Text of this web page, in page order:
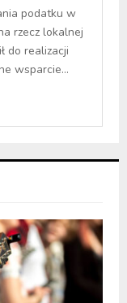
podatku w
rzecz lokalnej
do realizacji
wsparcie...